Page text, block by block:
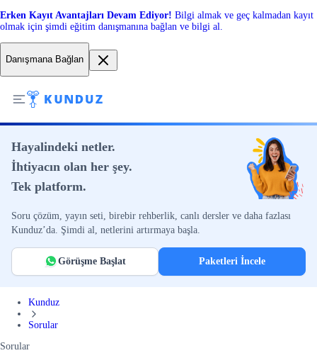
Erken Kayıt Avantajları Devam Ediyor! Bilgi almak ve geç kalmadan kayıt
olmak için şimdi eğitim danışmanına bağlan ve bilgi al.
Danışmana Bağlan
Hayalindeki netler.
İhtiyacın olan her şey.
Tek platform.
Soru çözüm, yayın seti, birebir rehberlik, canlı dersler ve daha fazlası
Kunduz’da. Şimdi al, netlerini artırmaya başla.
Görüşme Başlat Paketleri İncele
Kunduz
Sorular
Sorular